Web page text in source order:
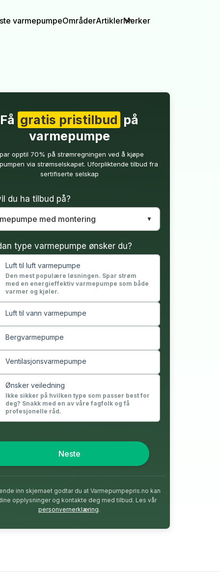
varmepumpeOmråderArtiklerMerker
Få gratis pristilbud på
varmepumpe
opptil 70% på strømregningen ved å kjøpe
via strømselskapet. Uforpliktende tilbud fra
sertifiserte selskap
du ha tilbud på?
type varmepumpe ønsker du?
Luft til luft varmepumpe
Den mest populære løsningen. Spar strøm
med en energieffektiv varmepumpe som både
varmer og kjøler.
Luft til vann varmepumpe
Bergvarmepumpe
Ventilasjonsvarmepumpe
Ønsker veiledning
Ikke sikker på hvilken type som passer best for
deg? Snakk med en av våre fagfolk og få
profesjonelle råd.
Neste
inn skjemaet godtar du at Varmepumpepris.no kan
opplysninger og kontakte deg med tilbud. Les vår
personvernerklæring.